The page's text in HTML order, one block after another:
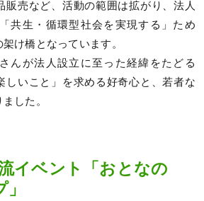
販売など、活動の範囲は拡がり、法人
共生・循環型社会を実現する」ため
け橋となっています。
んが法人設立に至った経緯をたどる
しいこと」を求める好奇心と、若者な
した。
イベント「おとなの